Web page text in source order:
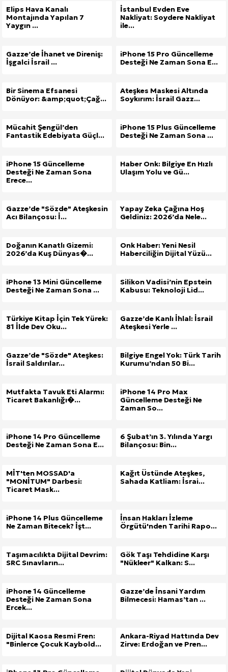
Elips Hava Kanalı
Montajında Yapılan 7
Yaygın ...
İstanbul Evden Eve
Nakliyat: Soydere Nakliyat
ile...
Gazze’de İhanet ve Direniş:
İşgalci İsrail ...
iPhone 15 Pro Güncelleme
Desteği Ne Zaman Sona E...
Bir Sinema Efsanesi
Dönüyor: &amp;quot;Çağ...
Ateşkes Maskesi Altında
Soykırım: İsrail Gazz...
Mücahit Şengül’den
Fantastik Edebiyata Güçl...
iPhone 15 Plus Güncelleme
Desteği Ne Zaman Sona ...
iPhone 15 Güncelleme
Desteği Ne Zaman Sona
Erece...
Haber Onk: Bilgiye En Hızlı
Ulaşım Yolu ve Gü...
Gazze’de "Sözde" Ateşkesin
Acı Bilançosu: İ...
Yapay Zeka Çağına Hoş
Geldiniz: 2026’da Nele...
Doğanın Kanatlı Gizemi:
2026’da Kuş Dünyas�...
Onk Haber: Yeni Nesil
Haberciliğin Dijital Yüzü...
iPhone 13 Mini Güncelleme
Desteği Ne Zaman Sona ...
Silikon Vadisi’nin Epstein
Kabusu: Teknoloji Lid...
Türkiye Kitap İçin Tek Yürek:
81 İlde Dev Oku...
Gazze’de Kanlı İhlal: İsrail
Ateşkesi Yerle ...
Gazze’de "Sözde" Ateşkes:
İsrail Saldırılar...
Bilgiye Engel Yok: Türk Tarih
Kurumu’ndan 50 Bi...
Mutfakta Tavuk Eti Alarmı:
Ticaret Bakanlığı�...
iPhone 14 Pro Max
Güncelleme Desteği Ne
Zaman So...
iPhone 14 Pro Güncelleme
Desteği Ne Zaman Sona E...
6 Şubat’ın 3. Yılında Yargı
Bilançosu: Bin...
MİT'ten MOSSAD'a
"MONİTUM" Darbesi:
Ticaret Mask...
Kağıt Üstünde Ateşkes,
Sahada Katliam: İsrai...
iPhone 14 Plus Güncelleme
Ne Zaman Bitecek? İşt...
İnsan Hakları İzleme
Örgütü'nden Tarihi Rapo...
Taşımacılıkta Dijital Devrim:
SRC Sınavların...
Gök Taşı Tehdidine Karşı
"Nükleer" Kalkan: S...
iPhone 14 Güncelleme
Desteği Ne Zaman Sona
Ercek...
Gazze’de İnsani Yardım
Bilmecesi: Hamas’tan ...
Dijital Kaosa Resmi Fren:
"Binlerce Çocuk Kaybold...
Ankara-Riyad Hattında Dev
Zirve: Erdoğan ve Pren...